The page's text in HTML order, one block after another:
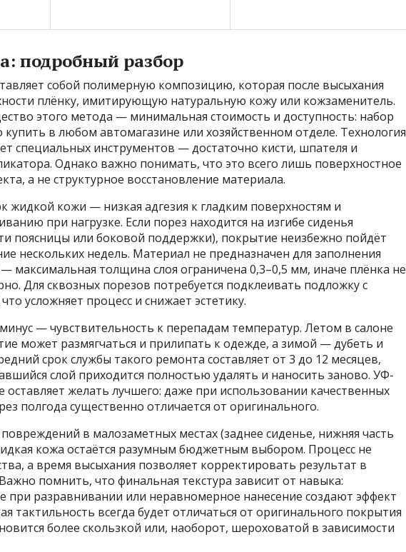
подробный разбор
собой полимерную композицию, которая после высыхания
плёнку, имитирующую натуральную кожу или кожзаменитель.
этого метода — минимальная стоимость и доступность: набор
в любом автомагазине или хозяйственном отделе. Технология
специальных инструментов — достаточно кисти, шпателя и
Однако важно понимать, что это всего лишь поверхностное
а не структурное восстановление материала.
жидкой кожи — низкая адгезия к гладким поверхностям и
при нагрузке. Если порез находится на изгибе сиденья
поясницы или боковой поддержки), покрытие неизбежно пойдёт
нескольких недель. Материал не предназначен для заполнения
максимальная толщина слоя ограничена 0,3–0,5 мм, иначе плёнка не
Для сквозных порезов потребуется подклеивать подложку с
усложняет процесс и снижает эстетику.
— чувствительность к перепадам температур. Летом в салоне
может размягчаться и прилипать к одежде, а зимой — дубеть и
срок службы такого ремонта составляет от 3 до 12 месяцев,
слой приходится полностью удалять и наносить заново. УФ-
оставляет желать лучшего: даже при использовании качественных
полгода существенно отличается от оригинального.
в малозаметных местах (заднее сиденье, нижняя часть
кожа остаётся разумным бюджетным выбором. Процесс не
а время высыхания позволяет корректировать результат в
помнить, что финальная текстура зависит от навыка:
при разравнивании или неравномерное нанесение создают эффект
тактильность всегда будет отличаться от оригинального покрытия
более скользкой или, наоборот, шероховатой в зависимости